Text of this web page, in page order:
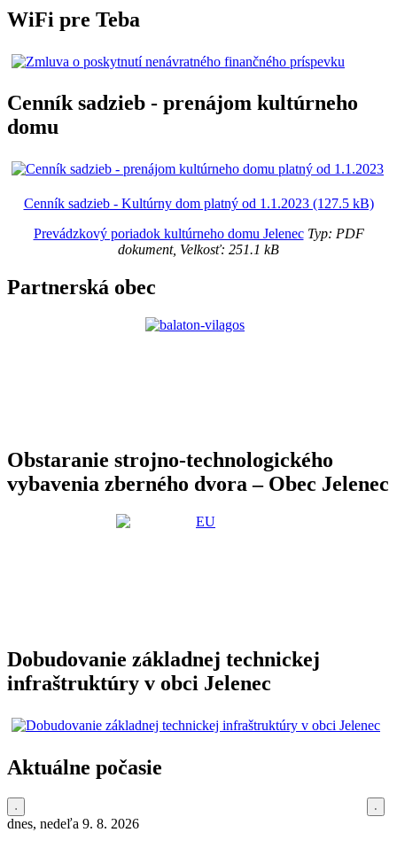
WiFi pre Teba
Cenník sadzieb - prenájom kultúrneho
domu
Cenník sadzieb - Kultúrny dom platný od 1.1.2023 (127.5 kB)
Prevádzkový poriadok kultúrneho domu JelenecTyp: PDF
dokument, Velkosť: 251.1 kB
Partnerská obec
Obstaranie strojno-technologického
vybavenia zberného dvora – Obec Jelenec
Dobudovanie základnej technickej
infraštruktúry v obci Jelenec
Aktuálne počasie
dnes, nedeľa 9. 8. 2026